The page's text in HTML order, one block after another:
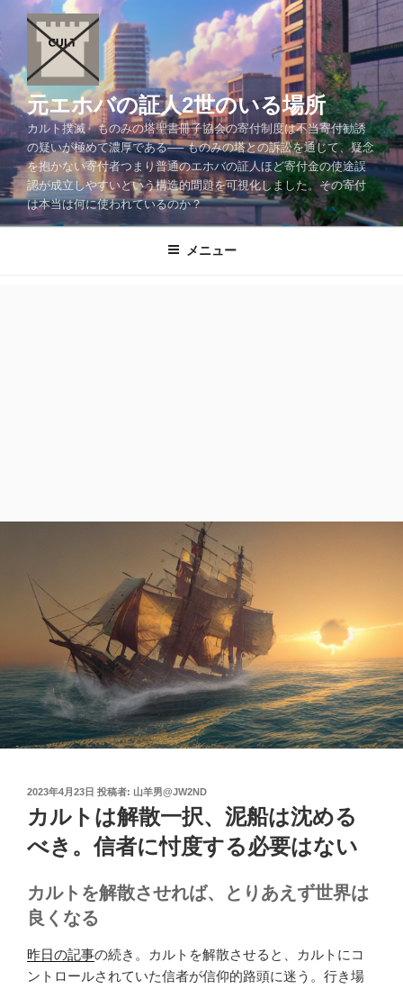
ン
テ
ン
ツ
へ
ス
ッ
プ
元エホバの証人2世のいる場所
カルト撲滅 ものみの塔聖書冊子協会の寄付制度は不当寄付勧誘
の疑いが極めて濃厚である── ものみの塔との訴訟を通じて、疑念
を抱かない寄付者つまり普通のエホバの証人ほど寄付金の使途誤
認が成立しやすいという構造的問題を可視化しました。その寄付
は本当は何に使われているのか？
メニュー
投
日:
2023年4月23日 投稿者: 山羊男@JW2ND
カルトは解散一択、泥船は沈める
べき。信者に忖度する必要はない
カルトを解散させれば、とりあえず世界は
良くなる
昨日の記事の続き。カルトを解散させると、カルトにコ
ントロールされていた信者が信仰的路頭に迷う。行き場